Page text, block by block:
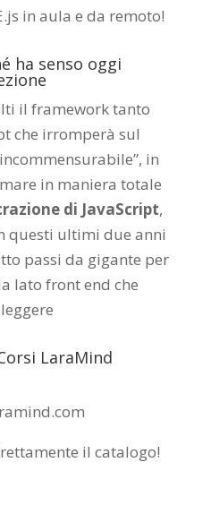
in aula e da remoto!
ha senso oggi
il framework tanto
che irromperà sul
in
in maniera totale
di JavaScript,
questi ultimi due anni
passi da gigante per
lato front end che
LaraMind
il catalogo!